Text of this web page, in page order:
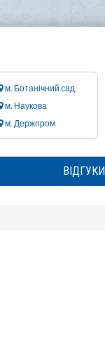
м. Ботанічний сад
м. Наукова
м. Держпром
ВІДГУКИ